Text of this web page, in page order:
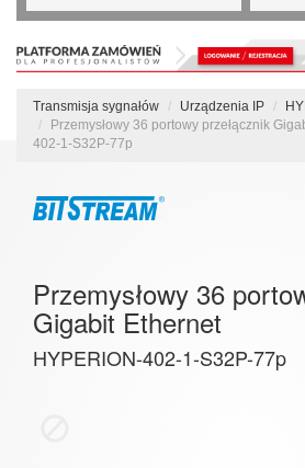
Transmisja sygnałów Urządzenia IP
Przemysłowy 36 portowy przełącznik
402-1-S32P-77p
Przemysłowy 36
Gigabit Ethernet
HYPERION-402-1-S32P-77p